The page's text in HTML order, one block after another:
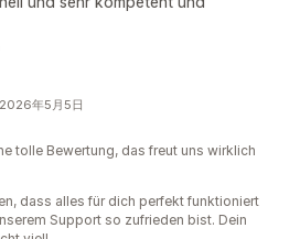
年5月5日
tolle Bewertung, das freut uns wirklich
dass alles für dich perfekt funktioniert
Support so zufrieden bist. Dein